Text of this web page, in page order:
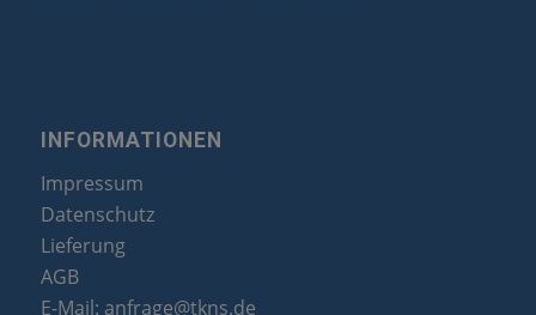
INFORMATIONEN
Impressum
Datenschutz
Lieferung
AGB
E-Mail: anfrage@tkns.de